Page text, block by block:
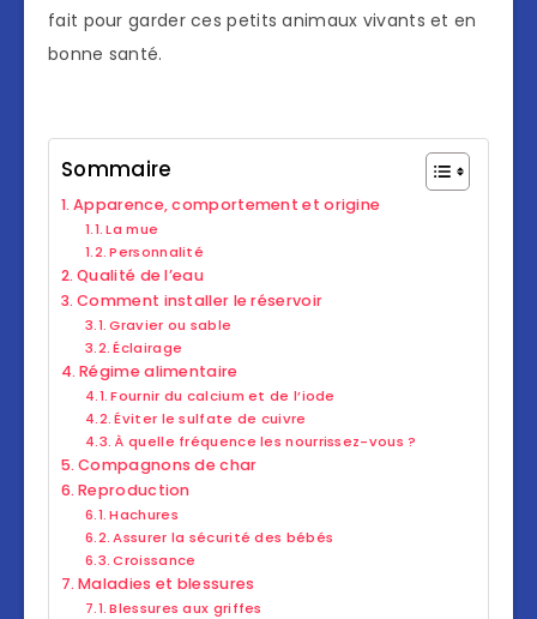
fait pour garder ces petits animaux vivants et en
bonne santé.
Sommaire
Apparence, comportement et origine
La mue
Personnalité
Qualité de l’eau
Comment installer le réservoir
Gravier ou sable
Éclairage
Régime alimentaire
Fournir du calcium et de l’iode
Éviter le sulfate de cuivre
À quelle fréquence les nourrissez-vous ?
Compagnons de char
Reproduction
Hachures
Assurer la sécurité des bébés
Croissance
Maladies et blessures
Blessures aux griffes